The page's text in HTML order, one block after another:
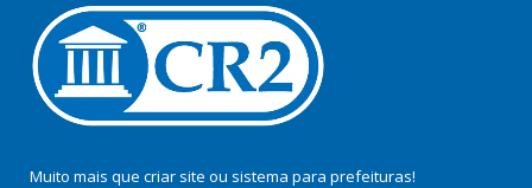
Muito mais que criar site ou sistema para prefeituras!